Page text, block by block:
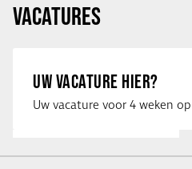
VACATURES
UW VACATURE HIER?